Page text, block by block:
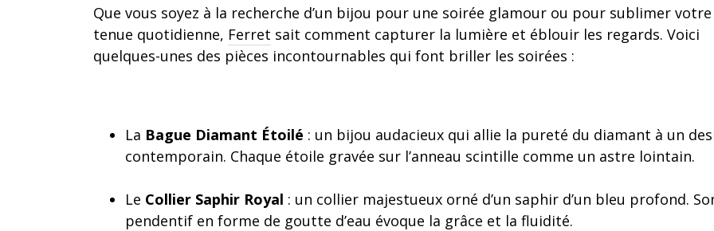
Que vous soyez à la recherche d’un bijou pour une soirée glamour ou pour sublimer votre
tenue quotidienne, Ferret sait comment capturer la lumière et éblouir les regards. Voici
quelques-unes des pièces incontournables qui font briller les soirées :
La Bague Diamant Étoilé : un bijou audacieux qui allie la pureté du diamant à un
contemporain. Chaque étoile gravée sur l’anneau scintille comme un astre lointain.
Le Collier Saphir Royal : un collier majestueux orné d’un saphir d’un bleu profond.
pendentif en forme de goutte d’eau évoque la grâce et la fluidité.